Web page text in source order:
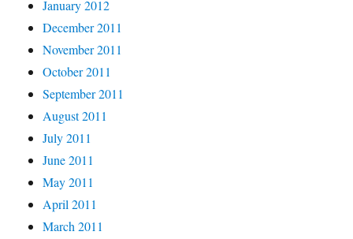
January 2012
December 2011
November 2011
October 2011
September 2011
August 2011
July 2011
June 2011
May 2011
April 2011
March 2011